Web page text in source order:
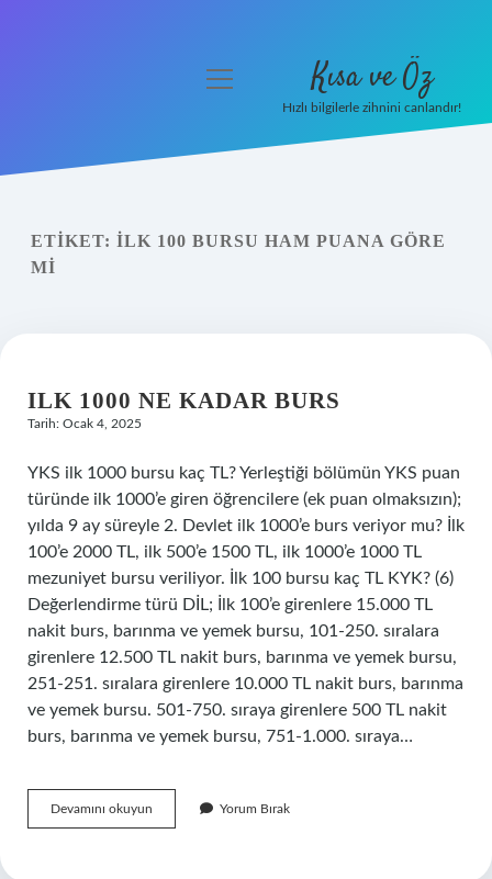
Yasal Uyarı
menüyü
Kısa ve Öz
Hızlı bilgilerle zihnini canlandır!
ETIKET: İLK 100 BURSU HAM PUANA GÖRE
MI
ILK 1000 NE KADAR BURS
Tarih: Ocak 4, 2025
YKS ilk 1000 bursu kaç TL? Yerleştiği bölümün YKS puan
türünde ilk 1000’e giren öğrencilere (ek puan olmaksızın);
yılda 9 ay süreyle 2. Devlet ilk 1000’e burs veriyor mu? İlk
100’e 2000 TL, ilk 500’e 1500 TL, ilk 1000’e 1000 TL
mezuniyet bursu veriliyor. İlk 100 bursu kaç TL KYK? (6)
Değerlendirme türü DİL; İlk 100’e girenlere 15.000 TL
nakit burs, barınma ve yemek bursu, 101-250. sıralara
girenlere 12.500 TL nakit burs, barınma ve yemek bursu,
251-251. sıralara girenlere 10.000 TL nakit burs, barınma
ve yemek bursu. 501-750. sıraya girenlere 500 TL nakit
burs, barınma ve yemek bursu, 751-1.000. sıraya…
Devamını okuyun
1000
Yorum Bırak